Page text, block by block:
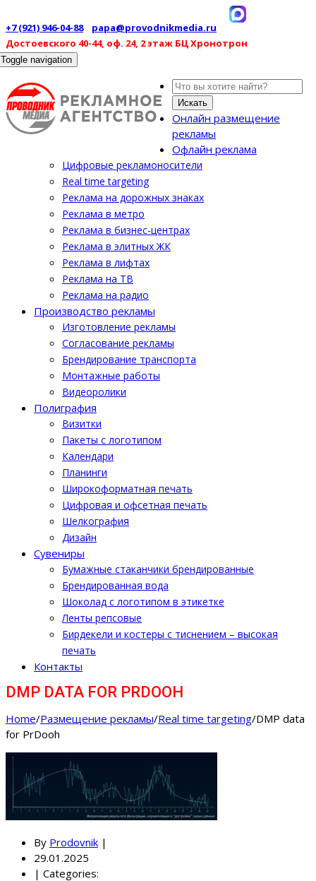
+7 (921) 946-04-88
papa@provodnikmedia.ru
Достоевского 40-44, оф. 24, 2 этаж БЦ Хронотрон
Toggle navigation
Искать
Онлайн размещение
рекламы
Офлайн реклама
Цифровые рекламоносители
Real time targeting
Реклама на дорожных знаках
Реклама в метро
Реклама в бизнес-центрах
Реклама в элитных ЖК
Реклама в лифтах
Реклама на ТВ
Реклама на радио
Производство рекламы
Изготовление рекламы
Cогласование рекламы
Брендирование транспорта
Монтажные работы
Видеоролики
Полиграфия
Визитки
Пакеты с логотипом
Календари
Планинги
Широкоформатная печать
Цифровая и офсетная печать
Шелкография
Дизайн
Cувениры
Бумажные стаканчики брендированные
Брендированная вода
Шоколад с логотипом в этикетке
Ленты репсовые
Бирдекели и костеры с тиснением – высокая
печать
Контакты
DMP DATA FOR PRDOOH
Home/Размещение рекламы/Real time targeting/DMP data
for PrDooh
By Prodovnik |
29.01.2025
| Categories: